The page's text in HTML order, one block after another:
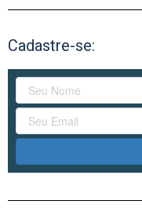
Cadastre-se: